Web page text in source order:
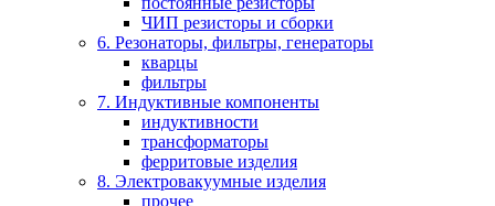
ЧИП резисторы и сборки
6. Резонаторы, фильтры, генераторы
кварцы
фильтры
7. Индуктивные компоненты
индуктивности
трансформаторы
ферритовые изделия
8. Электровакуумные изделия
прочее